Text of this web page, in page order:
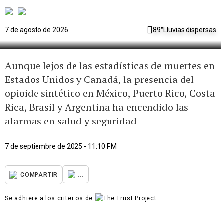
7 de agosto de 2026 89°Lluvias dispersas
control
Aunque lejos de las estadísticas de muertes en
Estados Unidos y Canadá, la presencia del
opioide sintético en México, Puerto Rico, Costa
Rica, Brasil y Argentina ha encendido las
alarmas en salud y seguridad
7 de septiembre de 2025 - 11:10 PM
COMPARTIR ...
Se adhiere a los criterios de